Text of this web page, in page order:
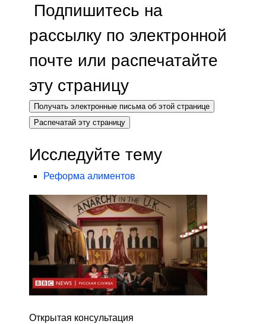
Подпишитесь на
рассылку по электронной
почте или распечатайте
эту страницу
Получать электронные письма об этой странице
Распечатай эту страницу
Исследуйте тему
Реформа алиментов
Открытая консультация